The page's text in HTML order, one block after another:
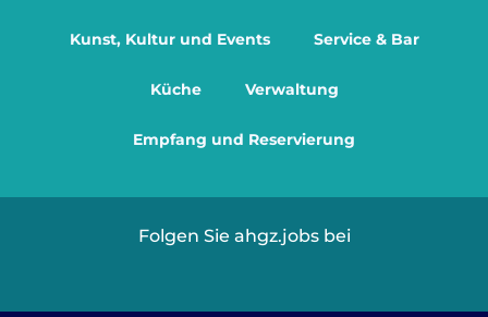
Kunst, Kultur und Events Service & Bar
Küche Verwaltung
Empfang und Reservierung
Folgen Sie ahgz.jobs bei